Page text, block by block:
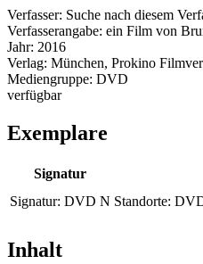
Verfasser: Suche nach diesem
Verfasserangabe: ein Film von
Jahr: 2016
Verlag: München, Prokino
Mediengruppe: DVD
verfügbar
Exemplare
Signatur
Signatur: DVD N Standorte:
Inhalt